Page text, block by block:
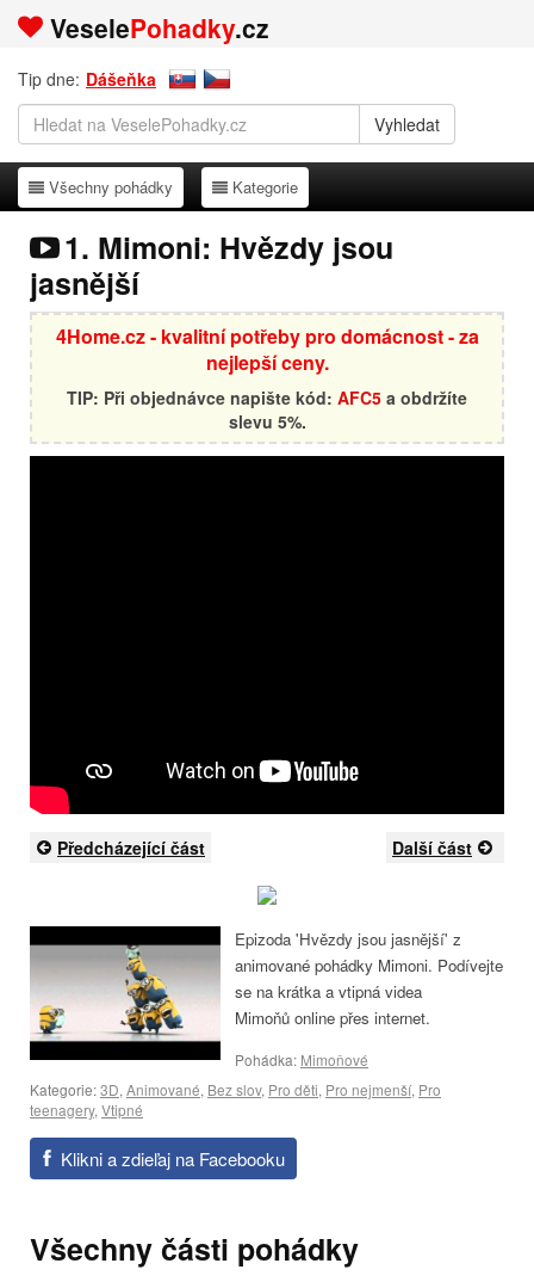
VeselePohadky.cz
Tip dne: Dášeňka
Všechny pohádky
Všechny pohádky Kategorie
Kategorie
1. Mimoni: Hvězdy jsou
jasnější
4Home.cz - kvalitní potřeby pro domácnost - za
nejlepší ceny.
TIP: Při objednávce napište kód: AFC5 a obdržíte
slevu 5%.
Předcházející část Další část
Epizoda 'Hvězdy jsou jasnější' z
animované pohádky Mimoni. Podívejte
se na krátka a vtipná videa
Mimoňů online přes internet.
Pohádka: Mimoňové
Kategorie:3D, Animované, Bez slov, Pro děti, Pro nejmenší, Pro
teenagery, Vtipné
Klikni a zdieľaj na Facebooku
Všechny části pohádky